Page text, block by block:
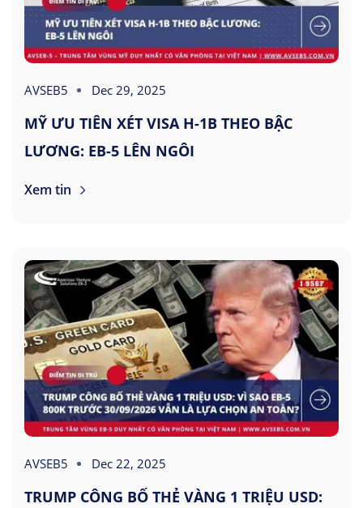
AVSEB5 Dec 29, 2025
MỸ ƯU TIÊN XÉT VISA H-1B THEO BẬC
LƯƠNG: EB-5 LÊN NGÔI
Xem tin
AVSEB5 Dec 22, 2025
TRUMP CÔNG BỐ THẺ VÀNG 1 TRIỆU USD: